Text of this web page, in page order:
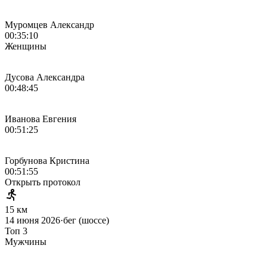
Муромцев Александр
00:35:10
Женщины
Дусова Александра
00:48:45
Иванова Евгения
00:51:25
Горбунова Кристина
00:51:55
Открыть протокол
15 км
14 июня 2026·бег (шоссе)
Топ 3
Мужчины